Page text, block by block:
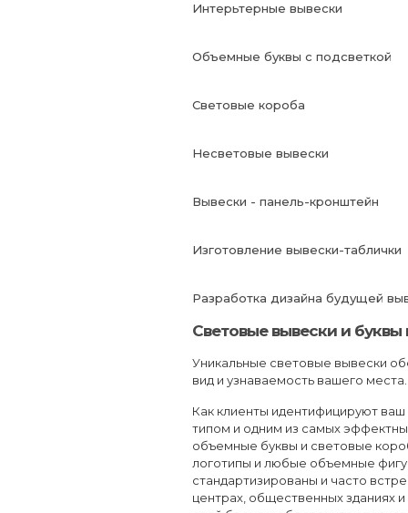
Интерьтерные вывески
Объемные буквы с подсветкой
Световые короба
Несветовые вывески
Вывески - панель-кронштейн
Изготовление вывески-таблички
Разработка дизайна будущей
Световые вывески и
Уникальные световые вывески
вид и узнаваемость вашего места.
Как клиенты идентифицируют
типом и одним из самых
объемные буквы и световые
логотипы и любые объемные
стандартизированы и часто
центрах, общественных зданиях